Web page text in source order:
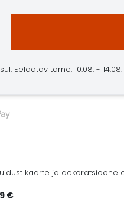
Eeldatav tarne: 10.08. - 14.08.
kaarte ja dekoratsioone
€